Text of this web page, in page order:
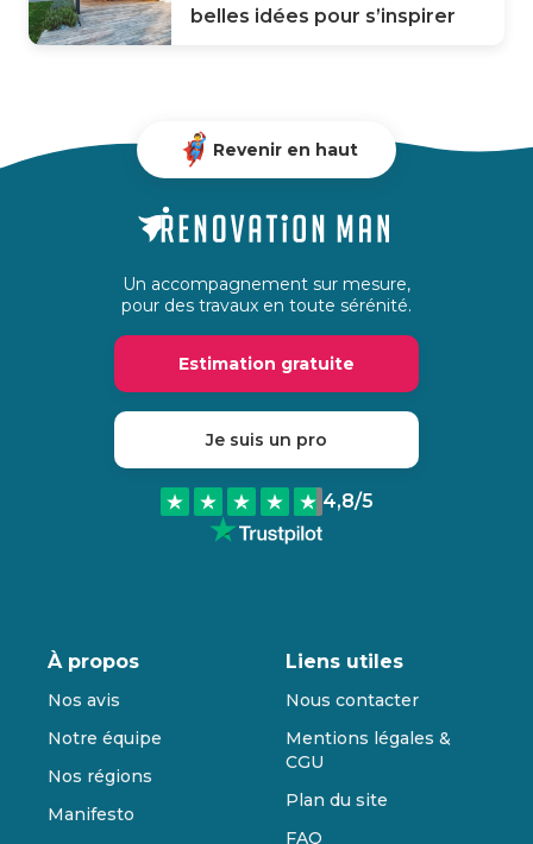
belles idées pour s’inspirer
Revenir en haut
Un accompagnement sur mesure,
pour des travaux en toute sérénité.
Estimation gratuite
Je suis un pro
4,8/5
À propos
Nos avis
Notre équipe
Nos régions
Manifesto
Liens utiles
Nous contacter
Mentions légales &
CGU
Plan du site
FAQ